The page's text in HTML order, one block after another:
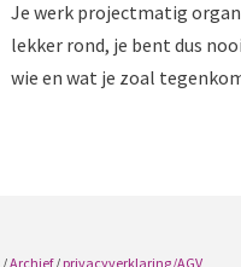
Je werk projectmatig
lekker rond, je bent dus
wie en wat je zoal
Archief privacyverklaring/AGV